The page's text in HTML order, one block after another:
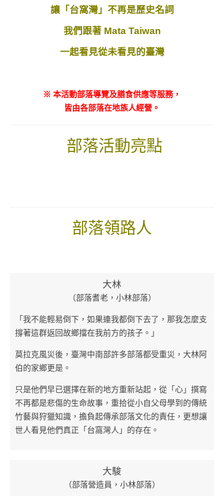
讓「台窩灣」不再是歷史名詞
我們跟著 Mata Taiwan
一起看見從未看見的臺灣
※ 本活動部落導覽及膳食供應等服務，
皆由各部落在地族人經營。
部落活動亮點
部落領路人
大林
（部落耆老，小林部落）
「我不能輕易倒下，如果連我都倒下去了，那我怎麼支
撐著這群返回故鄉擋在我前方的孩子。」
莫拉克風災後，臺灣中南部許多部落都受重災，大林阿
伯的家鄉更是。
只是他們早已選擇在新的地方重新站起，從「心」撰寫
不再都是悲傷的生命故事，重拾從小自父母學到的傳統
竹藝與狩獵知識，擔負起傳承部落文化的責任，更想讓
世人看見他們真正「台窩灣人」的存在。
大駿
（部落營造員，小林部落）